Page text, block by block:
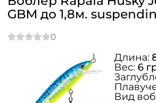
GBM до 1,8м.
Длина:
Вес: 6
Вид